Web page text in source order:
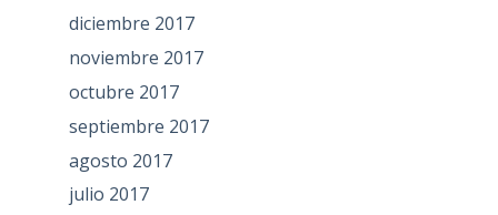
diciembre 2017
noviembre 2017
octubre 2017
septiembre 2017
agosto 2017
julio 2017